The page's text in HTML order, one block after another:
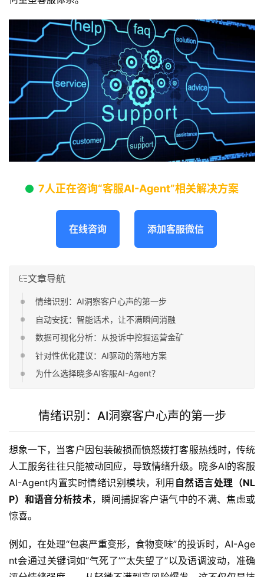
7人正在咨询“客服AI-Agent”相关解决方案
在线咨询 添加客服微信
文章导航
情绪识别：AI洞察客户心声的第一步
自动安抚：智能话术，让不满瞬间消融
数据可视化分析：从投诉中挖掘运营金矿
针对性优化建议：AI驱动的落地方案
为什么选择晓多AI客服AI-Agent？
情绪识别：AI洞察客户心声的第一步
想象一下，当客户因包装破损而愤怒拨打客服热线时，传统
人工服务往往只能被动回应，导致情绪升级。晓多AI的客服
AI-Agent内置实时情绪识别模块，利用 自然语言处理（NL
P）和语音分析技术，瞬间捕捉客户语气中的不满、焦虑或
惊喜。
例如，在处理“包裹严重变形，食物变味”的投诉时，AI-Age
nt会通过关键词如“气死了”“太失望了”以及语调波动，准确